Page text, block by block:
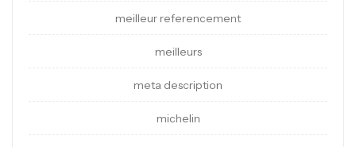
meilleur referencement
meilleurs
meta description
michelin